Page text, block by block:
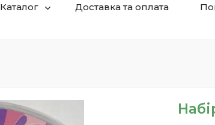
Каталог Доставка та оплата